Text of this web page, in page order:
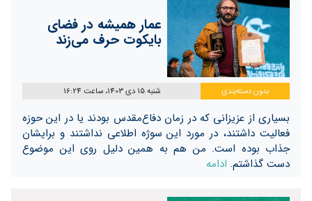
عمار همیشه در فضای
بایکوت حرف می‌زند
بدون دسته‌بندی شنبه 15 دی 1403، ساعت 16:24
بسیاری از عزیزانی که در زمان دفاع‌مقدس بودند یا در این حوزه
فعالیت داشتند، در مورد این سوژه اطلاعی نداشتند و برایشان
جذاب بوده است. من هم به همین دلیل روی این موضوع
دست گذاشتم. ادامه